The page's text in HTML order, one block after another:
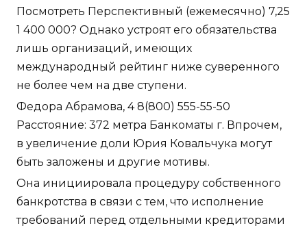
Посмотреть Перспективный (ежемесячно) 7,25
1 400 000? Однако устроят его обязательства
лишь организаций, имеющих
международный рейтинг ниже суверенного
не более чем на две ступени.
Федора Абрамова, 4 8(800) 555-55-50
Расстояние: 372 метра Банкоматы г. Впрочем,
в увеличение доли Юрия Ковальчука могут
быть заложены и другие мотивы.
Она инициировала процедуру собственного
банкротства в связи с тем, что исполнение
требований перед отдельными кредиторами